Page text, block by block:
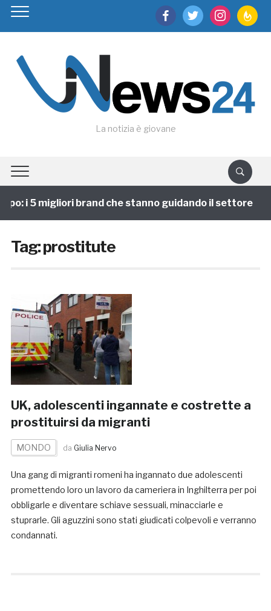
facebooktwitter instagram
La notizia è giovane
i 5 migliori brand che stanno guidando il settore
Tag:prostitute
UK, adolescenti ingannate e costrette a
prostituirsi da migranti
MONDO da Giulia Nervo
Una gang di migranti romeni ha ingannato due adolescenti
promettendo loro un lavoro da cameriera in Inghilterra per poi
obbligarle e diventare schiave sessuali, minacciarle e
stuprarle. Gli aguzzini sono stati giudicati colpevoli e verranno
condannati.